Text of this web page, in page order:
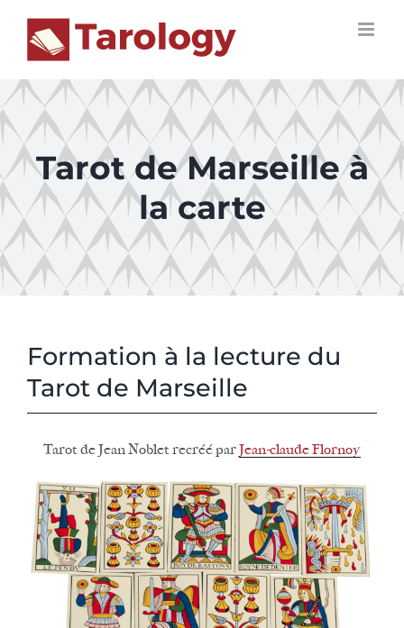
contenu
Tarot de Marseille à
la carte
Formation à la lecture du
Tarot de Marseille
Tarot de Jean Noblet recréé parJean-claude Flornoy